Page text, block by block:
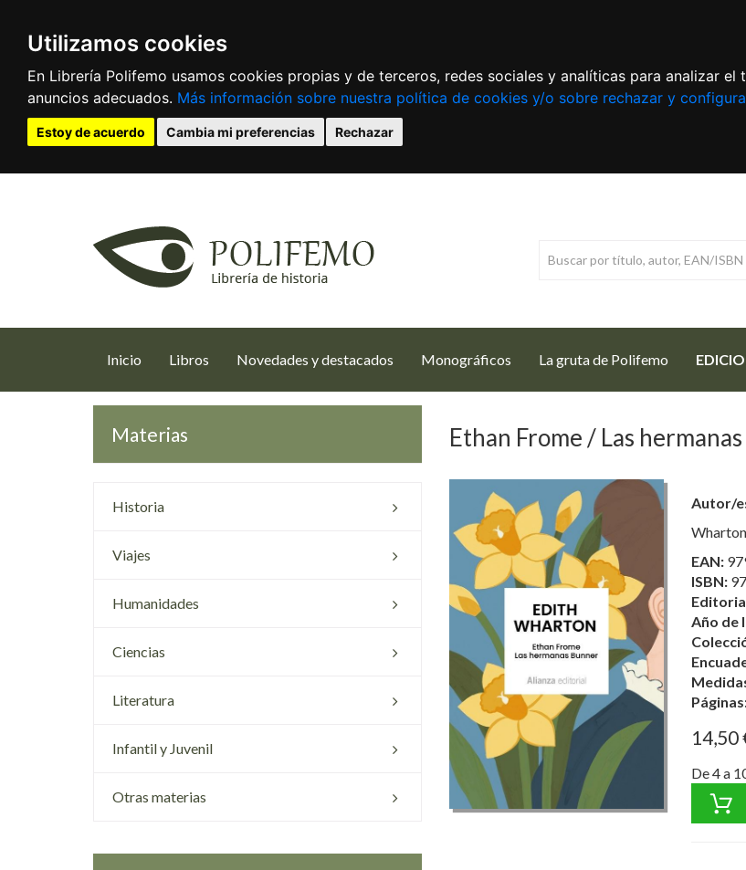
Utilizamos cookies
En Librería Polifemo usamos cookies propias y de terceros, redes sociales y analíticas para analizar
anuncios adecuados. Más información sobre nuestra política de cookies y/o sobre rechazar y
Estoy de acuerdo Cambia mi preferencias Rechazar
Inicio (current)
Libros Novedades y destacados Monográficos La gruta de Polifemo
Materias
Historia
Viajes
Humanidades
Ciencias
Literatura
Infantil y Juvenil
Otras materias
Ethan Frome / Las
Autor/
EAN:
ISBN:
Año de
14,50
De 4 a